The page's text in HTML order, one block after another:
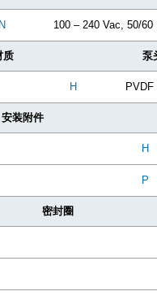
N 100 – 240 Vac, 50/60
质 泵
H PVDF
安装附件
H
P
密封圈